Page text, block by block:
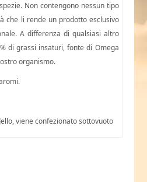
Non contengono nessun tipo
che li rende un prodotto esclusivo
A differenza di qualsiasi altro
di grassi insaturi, fonte di Omega
organismo.
viene confezionato sottovuoto